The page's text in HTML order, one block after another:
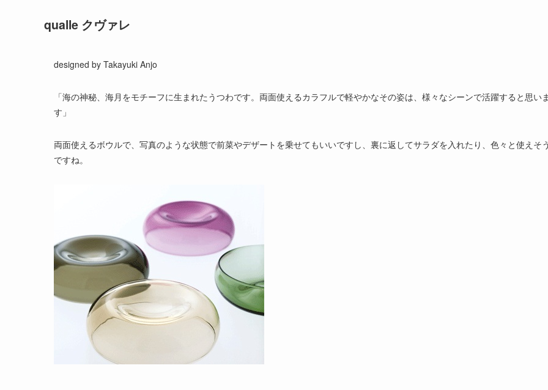
qualle クヴァレ
designed by Takayuki Anjo
「海の神秘、海月をモチーフに生まれたうつわです。両面使えるカラフルで軽やかなその姿は、様々なシーンで活躍すると思い
す」
両面使えるボウルで、写真のような状態で前菜やデザートを乗せてもいいですし、裏に返してサラダを入れたり、色々と使えそ
ですね。